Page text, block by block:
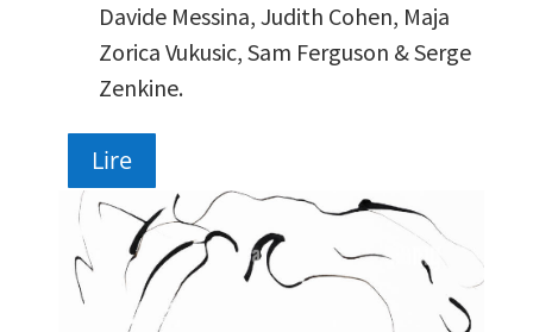
Davide Messina, Judith Cohen, Maja
Zorica Vukusic, Sam Ferguson & Serge
Zenkine.
Lire